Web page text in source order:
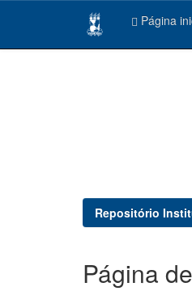
Página
Repositório
Página